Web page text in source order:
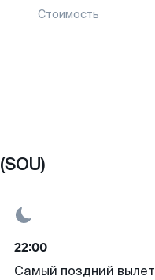
Стоимость
22:00
Самый поздний вылет